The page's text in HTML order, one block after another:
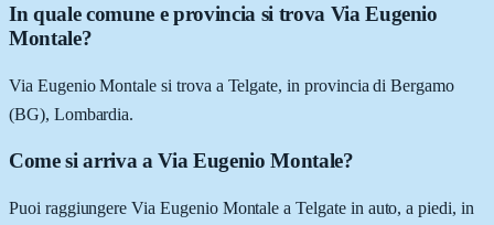
In quale comune e provincia si trova Via Eugenio
Montale?
Via Eugenio Montale si trova a Telgate, in provincia di Bergamo
(BG), Lombardia.
Come si arriva a Via Eugenio Montale?
Puoi raggiungere Via Eugenio Montale a Telgate in auto, a piedi, in